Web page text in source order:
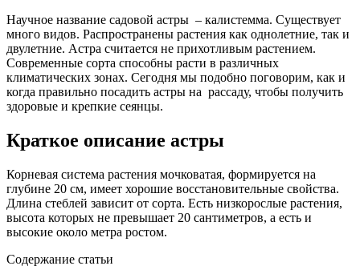
Научное название садовой астры – калистемма. Существует
много видов. Распространены растения как однолетние, так и
двулетние. Астра считается не прихотливым растением.
Современные сорта способны расти в различных
климатических зонах. Сегодня мы подобно поговорим, как и
когда правильно посадить астры на рассаду, чтобы получить
здоровые и крепкие сеянцы.
Краткое описание астры
Корневая система растения мочковатая, формируется на
глубине 20 см, имеет хорошие восстановительные свойства.
Длина стеблей зависит от сорта. Есть низкорослые растения,
высота которых не превышает 20 сантиметров, а есть и
высокие около метра ростом.
Содержание статьи